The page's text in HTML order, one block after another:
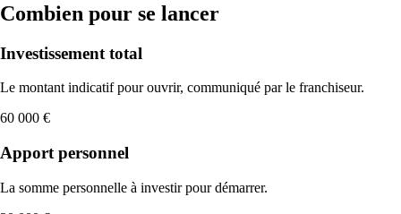
Combien pour se lancer
Investissement total
Le montant indicatif pour ouvrir, communiqué par le franchiseur.
60 000 €
Apport personnel
La somme personnelle à investir pour démarrer.